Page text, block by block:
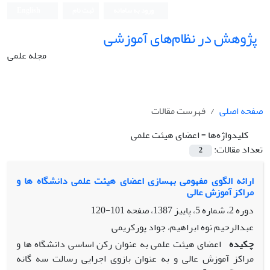
پژوهش در نظام‌های آموزشی
مجله علمی
صفحه اصلی
فهرست مقالات
کلیدواژه‌ها =اعضای هیئت علمی
تعداد مقالات:
2
ارائه الگوی مفهومی بهسازی اعضای هیئت علمی دانشگاه ها و
مراکز آموزش عالی
دوره 2، شماره 5، پاییز 1387، صفحه
101-120
عبدالرحیم نوه ابراهیم، جواد پورکریمی
چکیده اعضای هیئت علمی به عنوان رکن اساسی دانشگاه ها و
مراکز آموزش عالی و به عنوان بازوی اجرایی رسالت سه گانه